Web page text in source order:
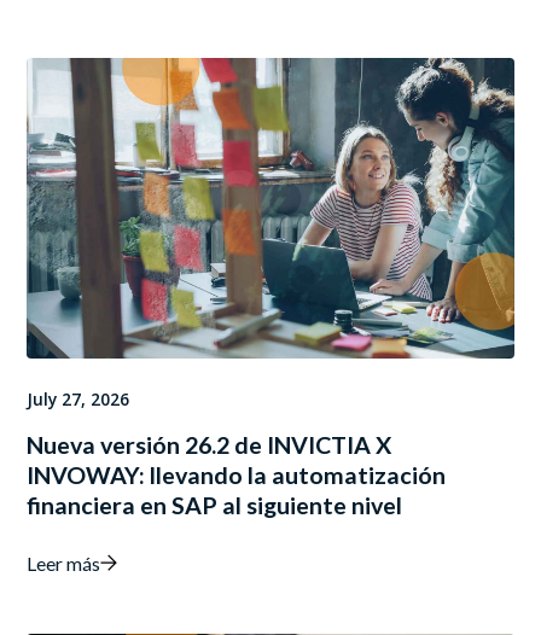
July 27, 2026
Nueva versión 26.2 de INVICTIA X
INVOWAY: llevando la automatización
financiera en SAP al siguiente nivel
Leer más